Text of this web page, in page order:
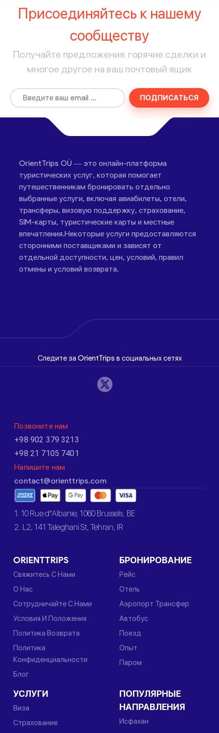
Присоединяйтесь к нашему
сообществу
Получайте предложения, горячие сделки и
многое другое на ваш почтовый ящик
ПОДПИСАТЬСЯ
OrientTrips OÜ — это онлайн-платформа
туристических услуг, которая помогает
путешественникам бронировать отдельно
выбранные услуги, включая авиабилеты, отели,
трансферы, визовую поддержку, страхование,
SIM-карты, туристические карты и местные
впечатления.Некоторые услуги предоставляются
сторонними поставщиками и зависят от
отдельной доступности, цен, условий, правил
отмены и условий возврата.
Следите за OrientTrips в социальных сетях
Позвоните нам
+98 902 379 3213
+98 21 7105 7401
Напишите нам
contact@orienttrips.com
1. 10 Rue d’Albanie, 1060 Brussels, BE
2. L2, 141 Taleghani St, Tehran, IR
ORIENTTRIPS
Свяжитесь С Нами
О Нас
Сотрудничайте С Нами
Условия И Положения
Политика Возврата
Политика
Конфиденциальности
Блог
БРОНИРОВАНИЕ
Рейс
Отель
Аэропорт Трансфер
Автобус
Поезд
Опыт
Паром
УСЛУГИ
Виза
Страхование
ПОПУЛЯРНЫЕ
НАПРАВЛЕНИЯ
Исфахан